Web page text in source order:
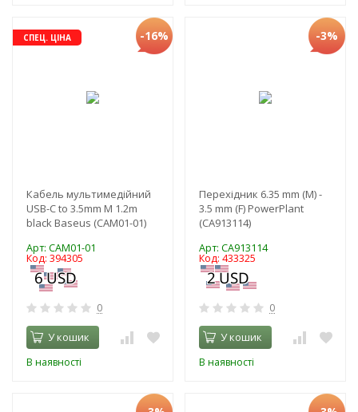
СПЕЦ. ЦІНА -16%
Кабель мультимедійний
USB-C to 3.5mm M 1.2m
black Baseus (CAM01-01)
Арт: CAM01-01
Код: 394305
0
У кошик
В наявності
-3%
Перехідник 6.35 mm (M) -
3.5 mm (F) PowerPlant
(CA913114)
Арт: CA913114
Код: 433325
0
У кошик
В наявності